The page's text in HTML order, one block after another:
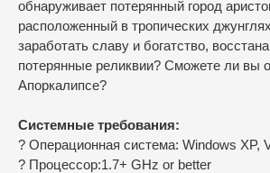
обнаруживает потерянный город
расположенный в тропических
заработать славу и богатство,
потерянные реликвии? Сможете ли вы
Апоркалипсе?
Системные требования:
? Операционная система: Windows XP,
? Процессор:1.7+ GHz or better